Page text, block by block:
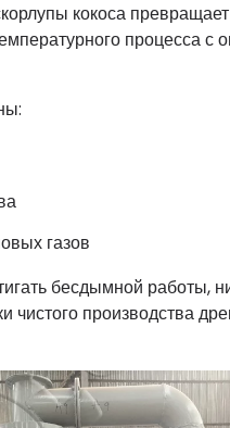
кокоса
процесса с
газов
бесдымной работы,
чистого производства